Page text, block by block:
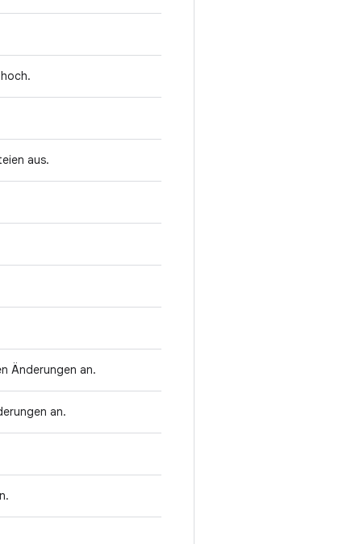
aus.
Änderungen an.
an.